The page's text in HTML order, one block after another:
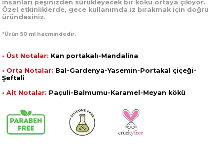
insanları peşinizden sürükleyecek bir koku ortaya çıkıyor.
Özel etkinliklerde, gece kullanımda iz bırakmak için doğru
üründesiniz.
*Ürün 50 ml hacmindedir.
• Üst Notalar: Kan portakalı-Mandalina
• Orta Notalar: Bal-Gardenya-Yasemin-Portakal çiçeği-
Şeftali
• Alt Notalar: Paçuli-Balmumu-Karamel-Meyan kökü